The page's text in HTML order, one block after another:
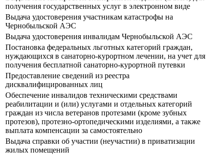
получения государственных услуг в электронном виде
Выдача удостоверения участникам катастрофы на
Чернобыльской АЭС
Выдача удостоверения инвалидам Чернобыльской АЭС
Постановка федеральных льготных категорий граждан,
нуждающихся в санаторно-курортном лечении, на учет для
получения бесплатной санаторно-курортной путевки
Предоставление сведений из реестра
дисквалифицированных лиц
Обеспечение инвалидов техническими средствами
реабилитации и (или) услугами и отдельных категорий
граждан из числа ветеранов протезами (кроме зубных
протезов), протезно-ортопедическими изделиями, а также
выплата компенсации за самостоятельно
Выдача справки об участии (неучастии) в приватизации
жилых помещений